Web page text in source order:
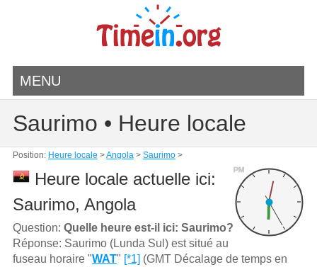
MENU
Saurimo • Heure locale
Position: Heure locale >Angola> Saurimo>
PM
Heure locale actuelle ici:
Saurimo, Angola
Question: Quelle heure est-il ici: Saurimo?
Réponse: Saurimo (Lunda Sul) est situé au
fuseau horaire "WAT" [*1] (GMT Décalage de temps en